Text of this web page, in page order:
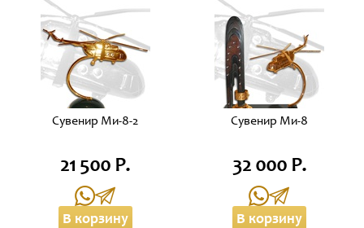
Сувенир Ми-8-2
21 500 Р.
В корзину
Сувенир Ми-8
32 000 Р.
В корзину